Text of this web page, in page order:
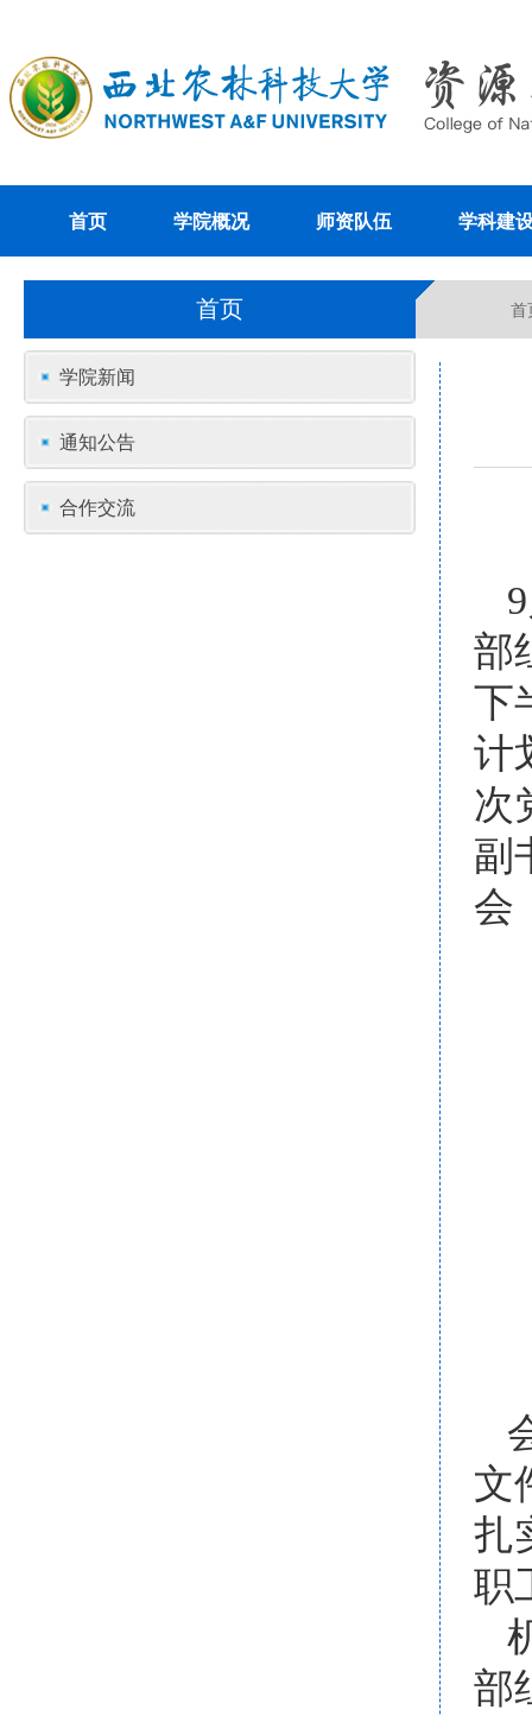
首页 学院概况 师资队伍 学科建
首页 首
学院新闻
通知公告
合作交流
部
下
计
次
副
会
文
扎
职
部